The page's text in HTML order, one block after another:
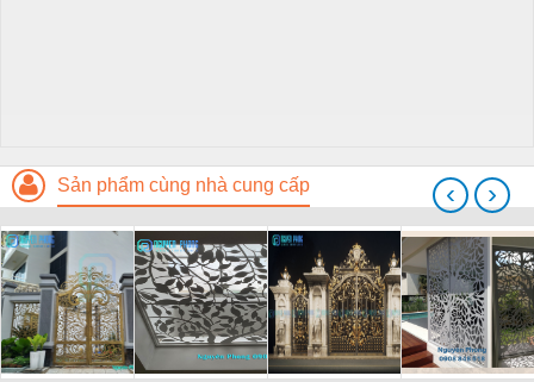
Sản phẩm cùng nhà cung cấp ‹ ›